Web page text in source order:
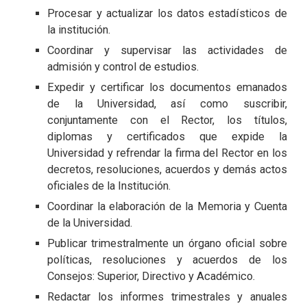
Procesar y actualizar los datos estadísticos de
la institución.
Coordinar y supervisar las actividades de
admisión y control de estudios.
Expedir y certificar los documentos emanados
de la Universidad, así como suscribir,
conjuntamente con el Rector, los títulos,
diplomas y certificados que expide la
Universidad y refrendar la firma del Rector en los
decretos, resoluciones, acuerdos y demás actos
oficiales de la Institución.
Coordinar la elaboración de la Memoria y Cuenta
de la Universidad.
Publicar trimestralmente un órgano oficial sobre
políticas, resoluciones y acuerdos de los
Consejos: Superior, Directivo y Académico.
Redactar los informes trimestrales y anuales